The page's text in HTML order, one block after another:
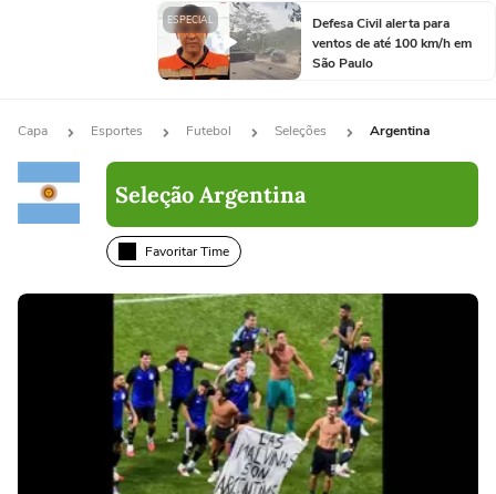
ESPECIAL
Defesa Civil alerta para
ventos de até 100 km/h em
São Paulo
Capa Esportes Futebol Seleções Argentina
Seleção Argentina
Favoritar Time